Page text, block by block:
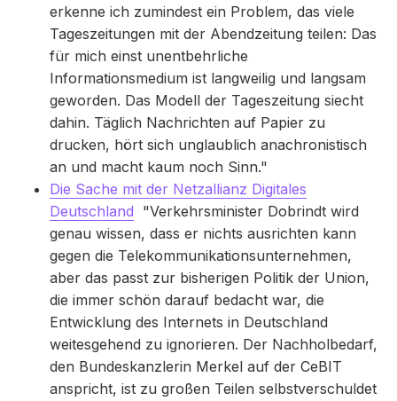
erkenne ich zumindest ein Problem, das viele
Tageszeitungen mit der Abendzeitung teilen: Das
für mich einst unentbehrliche
Informationsmedium ist langweilig und langsam
geworden. Das Modell der Tageszeitung siecht
dahin. Täglich Nachrichten auf Papier zu
drucken, hört sich unglaublich anachronistisch
an und macht kaum noch Sinn."
Die Sache mit der Netzallianz Digitales
Deutschland "Verkehrsminister Dobrindt wird
genau wissen, dass er nichts ausrichten kann
gegen die Telekommunikationsunternehmen,
aber das passt zur bisherigen Politik der Union,
die immer schön darauf bedacht war, die
Entwicklung des Internets in Deutschland
weitesgehend zu ignorieren. Der Nachholbedarf,
den Bundeskanzlerin Merkel auf der CeBIT
anspricht, ist zu großen Teilen selbstverschuldet